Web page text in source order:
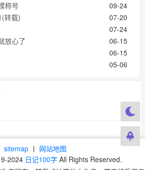
09-24
称号
07-20
转载)
07-24
06-15
放心了
06-15
05-06
sitemap 丨 网站地图
2024 日记100字 All Rights Reserved.